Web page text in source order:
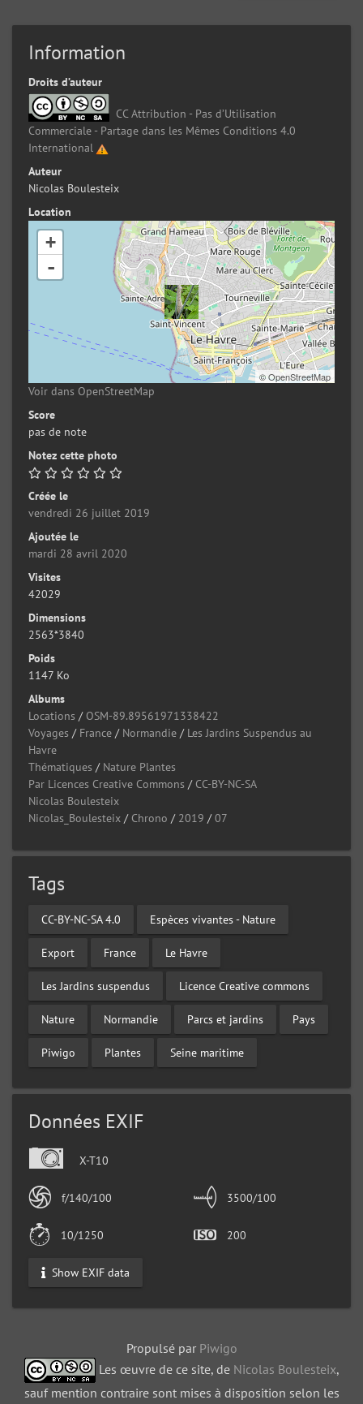
Information
Droits d’auteur
CC Attribution - Pas d’Utilisation
Commerciale - Partage dans les Mêmes Conditions 4.0
International
Auteur
Nicolas Boulesteix
Location
+
-
©OpenStreetMap
Voir dans OpenStreetMap
Score
pas de note
Notez cette photo
Créée le
vendredi 26 juillet 2019
Ajoutée le
mardi 28 avril 2020
Visites
42029
Dimensions
2563*3840
Poids
1147 Ko
Albums
Locations / OSM-89.89561971338422
Voyages / France / Normandie / Les Jardins Suspendus au
Havre
Thématiques / Nature Plantes
Par Licences Creative Commons / CC-BY-NC-SA
Nicolas Boulesteix
Nicolas_Boulesteix / Chrono / 2019 /07
Tags
CC-BY-NC-SA 4.0 Espèces vivantes - Nature
Export France Le Havre
Les Jardins suspendus Licence Creative commons
Nature Normandie Parcs et jardins Pays
Piwigo Plantes Seine maritime
Données EXIF
X-T10
f/140/100 3500/100
10/1250 200
Show EXIF data
Propulsé par Piwigo
Les œuvre de ce site, de Nicolas Boulesteix,
sauf mention contraire sont mises à disposition selon les